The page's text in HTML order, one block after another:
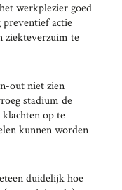
werkplezier goed
actie
ziekteverzuim te
out niet zien
stadium de
klachten op te
kunnen worden
duidelijk hoe